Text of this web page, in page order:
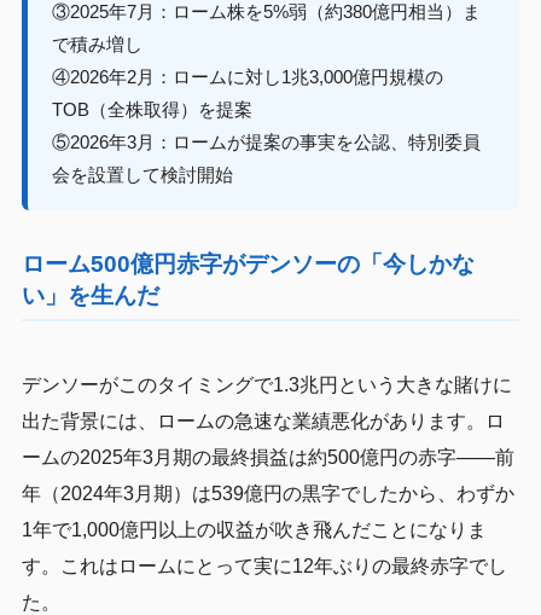
③2025年7月：ローム株を5%弱（約380億円相当）ま
で積み増し
④2026年2月：ロームに対し1兆3,000億円規模の
TOB（全株取得）を提案
⑤2026年3月：ロームが提案の事実を公認、特別委員
会を設置して検討開始
ローム500億円赤字がデンソーの「今しかな
い」を生んだ
デンソーがこのタイミングで1.3兆円という大きな賭けに
出た背景には、ロームの急速な業績悪化があります。ロ
ームの2025年3月期の最終損益は約500億円の赤字——前
年（2024年3月期）は539億円の黒字でしたから、わずか
1年で1,000億円以上の収益が吹き飛んだことになりま
す。これはロームにとって実に12年ぶりの最終赤字でし
た。